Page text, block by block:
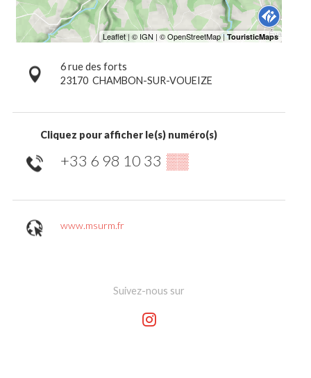
6 rue des forts
23170 CHAMBON-SUR-VOUEIZE
Cliquez pour afficher le(s) numéro(s)
+33 6 98 10 33 ▒▒
www.msurm.fr
Suivez-nous sur